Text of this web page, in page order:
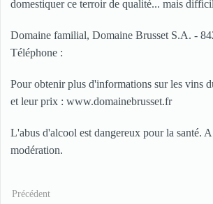
domestiquer ce terroir de qualité... mais
Domaine familial, Domaine Brusset S.A. -
Téléphone :
Pour obtenir plus d'informations sur les vins
et leur prix : www.domainebrusset.fr
L'abus d'alcool est dangereux pour la santé.
modération.
Précédent